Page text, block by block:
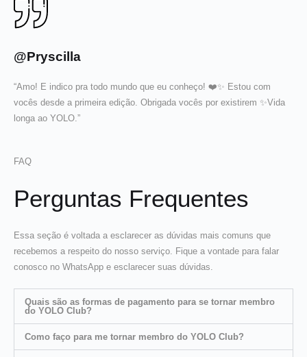
@Pryscilla
“Amo! E indico pra todo mundo que eu conheço! ❤️✨ Estou com
vocês desde a primeira edição. Obrigada vocês por existirem ✨Vida
longa ao YOLO.”
FAQ
Perguntas Frequentes
Essa seção é voltada a esclarecer as dúvidas mais comuns que
recebemos a respeito do nosso serviço. Fique a vontade para falar
conosco no WhatsApp e esclarecer suas dúvidas.
Quais são as formas de pagamento para se tornar membro
do YOLO Club?
Como faço para me tornar membro do YOLO Club?